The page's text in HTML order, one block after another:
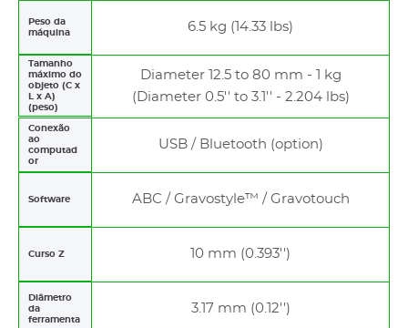
Peso da
máquina
6.5 kg (14.33 lbs)
Tamanho
máximo do
objeto (C x
L x A)
(peso)
Diameter 12.5 to 80 mm - 1 kg
(Diameter 0.5'' to 3.1'' - 2.204 lbs)
Conexão
ao
computad
or
USB / Bluetooth (option)
Software ABC / Gravostyle™ / Gravotouch
Curso Z 10 mm (0.393'')
Diâmetro
da
ferramenta
3.17 mm (0.12'')